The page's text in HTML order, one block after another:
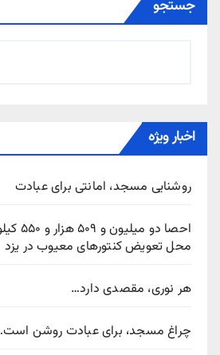
جستجو
اخبار ویژه
روشنایی مسجد، امانتی برای عبادت
احصا
محل تعویض کنتورهای معیوب در یزد
هر نوری، مقصدی دارد…
چراغ مسجد، برای عبادت روشن